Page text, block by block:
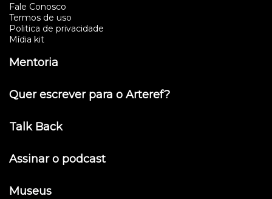
Fale Conosco
Termos de uso
Politica de privacidade
Mídia kit
Mentoria
Quer escrever para o Arteref?
Talk Back
Assinar o podcast
Museus